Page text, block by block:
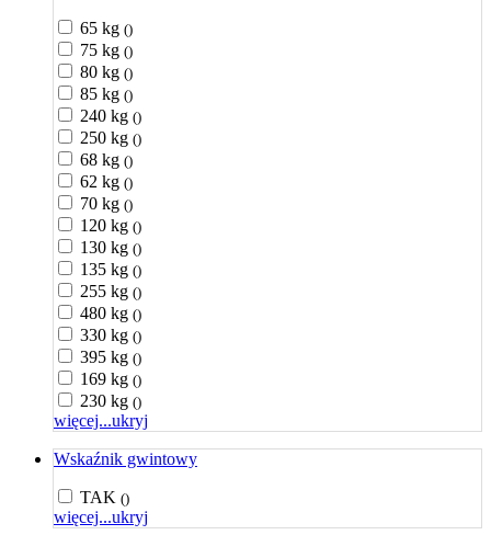
65 kg ()
75 kg ()
80 kg ()
85 kg ()
240 kg ()
250 kg ()
68 kg ()
62 kg ()
70 kg ()
120 kg ()
130 kg ()
135 kg ()
255 kg ()
480 kg ()
330 kg ()
395 kg ()
169 kg ()
230 kg ()
więcej...ukryj
Wskaźnik gwintowy
TAK ()
więcej...ukryj